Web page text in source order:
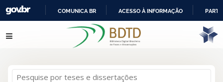
IR
PARA
COMUNICA BR ACESSO À INFORMAÇÃO
Pular para o conteúdo